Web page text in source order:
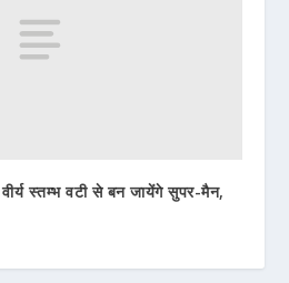
स्तम्भ वटी से बन जायेंगे सुपर-मैन,